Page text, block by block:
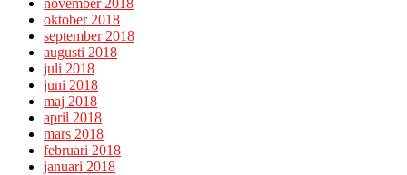
november 2018
oktober 2018
september 2018
augusti 2018
juli 2018
juni 2018
maj 2018
april 2018
mars 2018
februari 2018
januari 2018